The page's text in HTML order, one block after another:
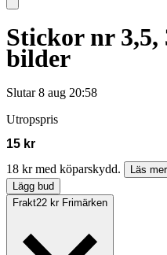
Stickor nr 3,5,
bilder
Slutar 8 aug 20:58
Utropspris
15 kr
18 kr med köparskydd.
Läs mer
Lägg bud
Frakt22 kr Frimärken